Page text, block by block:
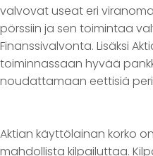
valvovat useat eri
pörssiin ja sen toimintaa
Finanssivalvonta. Lisäksi
toiminnassaan hyvää
noudattamaan eettisiä
Aktian käyttölainan korko
mahdollista kilpailuttaa.